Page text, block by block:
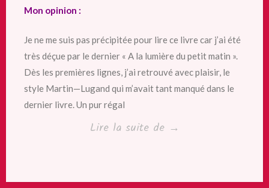
Mon opinion :
Je ne me suis pas précipitée pour lire ce livre car j’ai été
très déçue par le dernier « A la lumière du petit matin ».
Dès les premières lignes, j’ai retrouvé avec plaisir, le
style Martin—Lugand qui m’avait tant manqué dans le
dernier livre. Un pur régal
Lire la suite de « Une
→